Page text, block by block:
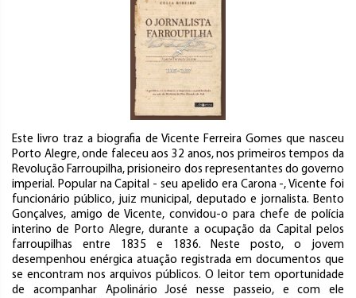
Este livro traz a biografia de Vicente Ferreira Gomes que nasceu
Porto Alegre, onde faleceu aos 32 anos, nos primeiros tempos da
Revolução Farroupilha, prisioneiro dos representantes do governo
imperial. Popular na Capital - seu apelido era Carona -, Vicente foi
funcionário público, juiz municipal, deputado e jornalista. Bento
Gonçalves, amigo de Vicente, convidou-o para chefe de polícia
interino de Porto Alegre, durante a ocupação da Capital pelos
farroupilhas entre 1835 e 1836. Neste posto, o jovem
desempenhou enérgica atuação registrada em documentos que
se encontram nos arquivos públicos. O leitor tem oportunidade
de acompanhar Apolinário José nesse passeio, e com ele